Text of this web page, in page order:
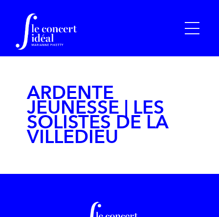
ARDENTE
JEUNESSE | LES
SOLISTES DE LA
VILLEDIEU